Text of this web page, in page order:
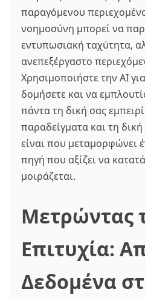
παραγόμενου
νοημοσύνη μπορεί να
εντυπωσιακή ταχύτητα,
ανεπεξέργαστο
Χρησιμοποιήστε την AI
δομήσετε και να
πάντα τη δική σας
παραδείγματα και τη
είναι που μεταμορφώνει
πηγή που αξίζει να
μοιράζεται.
Μετρώντας
Επιτυχία:
Δεδομένα